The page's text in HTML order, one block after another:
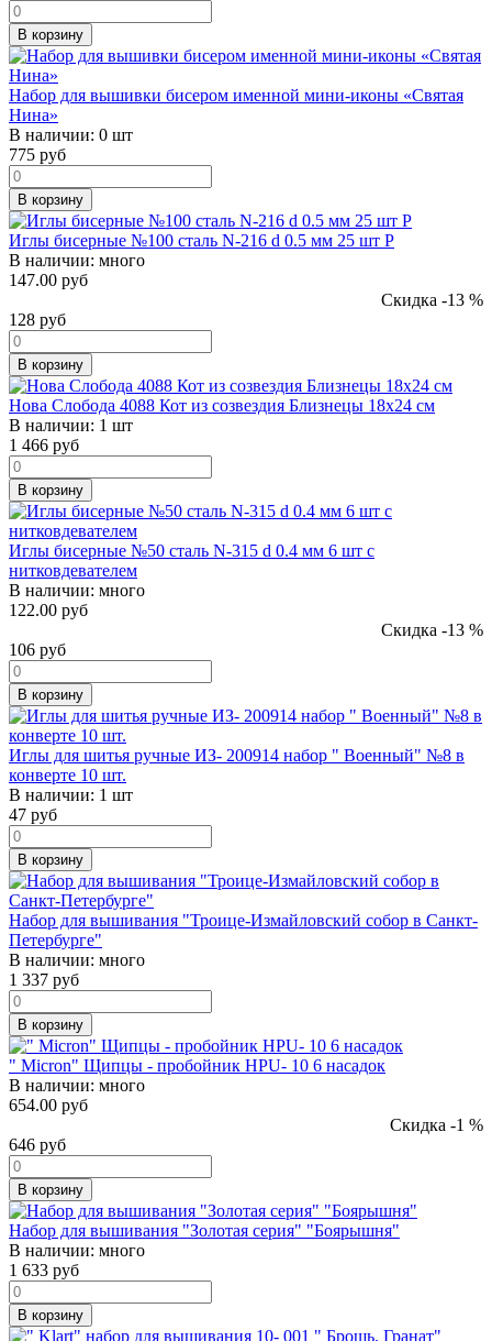
В корзину
Набор для вышивки бисером именной мини-иконы «Святая
Нина»
В наличии: 0 шт
775 руб
В корзину
Иглы бисерные №100 сталь N-216 d 0.5 мм 25 шт Р
В наличии: много
147.00 руб
Скидка -13 %
128 руб
В корзину
Нова Слобода 4088 Кот из созвездия Близнецы 18х24 см
В наличии: 1 шт
1 466 руб
В корзину
Иглы бисерные №50 сталь N-315 d 0.4 мм 6 шт с
нитковдевателем
В наличии: много
122.00 руб
Скидка -13 %
106 руб
В корзину
Иглы для шитья ручные ИЗ- 200914 набор " Военный" №8 в
конверте 10 шт.
В наличии: 1 шт
47 руб
В корзину
Набор для вышивания "Троице-Измайловский собор в Санкт-
Петербурге"
В наличии: много
1 337 руб
В корзину
" Micron" Щипцы - пробойник HPU- 10 6 насадок
В наличии: много
654.00 руб
Скидка -1 %
646 руб
В корзину
Набор для вышивания "Золотая серия" "Боярышня"
В наличии: много
1 633 руб
В корзину